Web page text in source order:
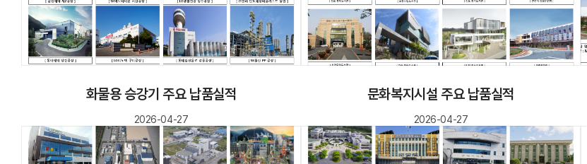
화물용 승강기 주요 납품실적
2026-04-27
문화복지시설 주요 납품실적
2026-04-27